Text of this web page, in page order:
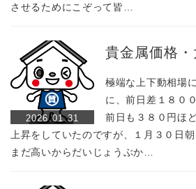
させるためにこぞって皆…
2026.01.31
貴金属価格・
極端な上下動相場
に、前日差１８０
前日も３８０円ほ
上昇をしていたのですが、１月３０日
まだ高いからだいじょうぶか…